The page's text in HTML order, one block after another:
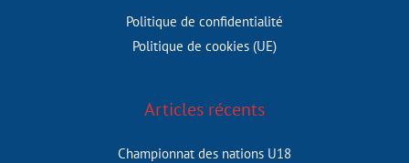
Politique de confidentialité
Politique de cookies (UE)
Articles récents
Championnat des nations U18